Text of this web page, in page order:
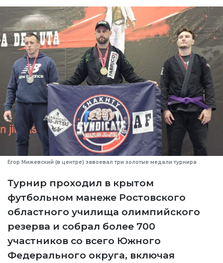
Егор Мижевский (в центре) завоевал три золотые медали турнира
Турнир проходил в крытом
футбольном манеже Ростовского
областного училища олимпийского
резерва и собрал более 700
участников со всего Южного
Федерального округа, включая